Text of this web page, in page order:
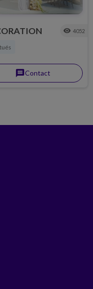
visibility 4052
messageContact